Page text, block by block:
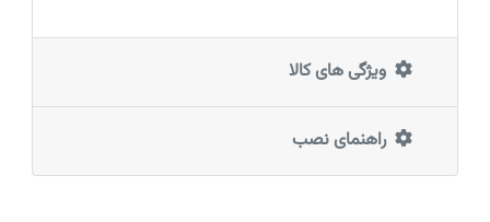
ویژگی های کالا
راهنمای نصب